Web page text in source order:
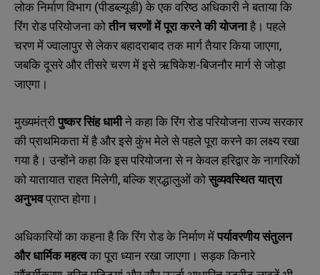
लोक निर्माण विभाग (पीडब्ल्यूडी) के एक वरिष्ठ अधिकारी ने बताया कि
रिंग रोड परियोजना कोतीन चरणों में पूरा करने की योजनाहै। पहले
चरण में ज्वालापुर से लेकर बहादराबाद तक मार्ग तैयार किया जाएगा,
जबकि दूसरे और तीसरे चरण में इसे ऋषिकेश-बिजनौर मार्ग से जोड़ा
जाएगा।
मुख्यमंत्रीपुष्कर सिंह धामीने कहा कि रिंग रोड परियोजना राज्य सरकार
की प्राथमिकता में है और इसे कुंभ मेले से पहले पूरा करने का लक्ष्य रखा
गया है। उन्होंने कहा कि इस परियोजना से न केवल हरिद्वार के नागरिकों
को यातायात राहत मिलेगी, बल्कि श्रद्धालुओं कोसुव्यवस्थित यात्रा
अनुभवप्राप्त होगा।
अधिकारियों का कहना है कि रिंग रोड के निर्माण मेंपर्यावरणीय संतुलन
और धार्मिक महत्वका पूरा ध्यान रखा जाएगा। सड़क किनारे